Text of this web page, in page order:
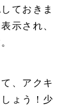
ておきま
示され、
、アクキ
ょう！少